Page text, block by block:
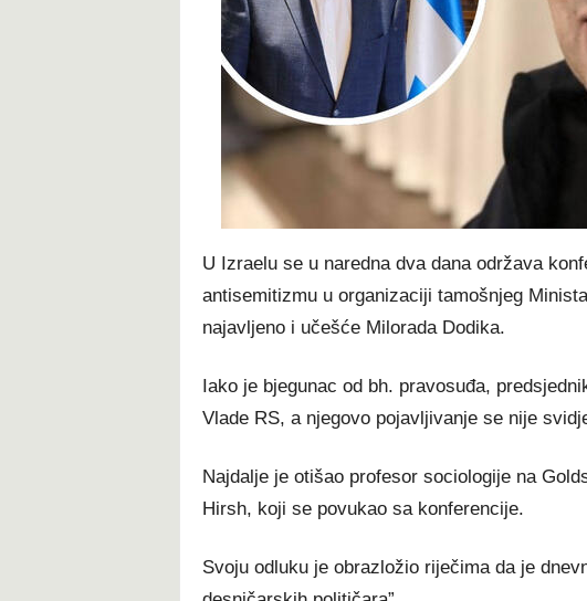
U Izraelu se u naredna dva dana održava
antisemitizmu u organizaciji tamošnjeg
najavljeno i učešće Milorada Dodika.
Iako je bjegunac od bh. pravosuđa,
Vlade RS, a njegovo pojavljivanje se nije
Najdalje je otišao profesor sociologije na
Hirsh, koji se povukao sa konferencije.
Svoju odluku je obrazložio riječima da je